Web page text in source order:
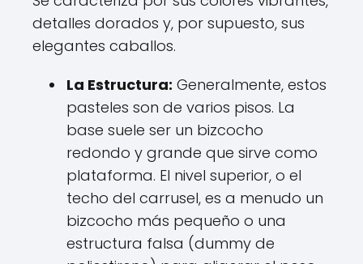
detalles dorados y, por supuesto, sus
elegantes caballos.
La Estructura: Generalmente, estos
pasteles son de varios pisos. La
base suele ser un bizcocho
redondo y grande que sirve como
plataforma. El nivel superior, o el
techo del carrusel, es a menudo un
bizcocho más pequeño o una
estructura falsa (dummy de